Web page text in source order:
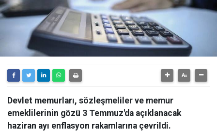
Devlet memurları, sözleşmeliler ve memur
emeklilerinin gözü 3 Temmuz'da açıklanacak
haziran ayı enflasyon rakamlarına çevrildi.